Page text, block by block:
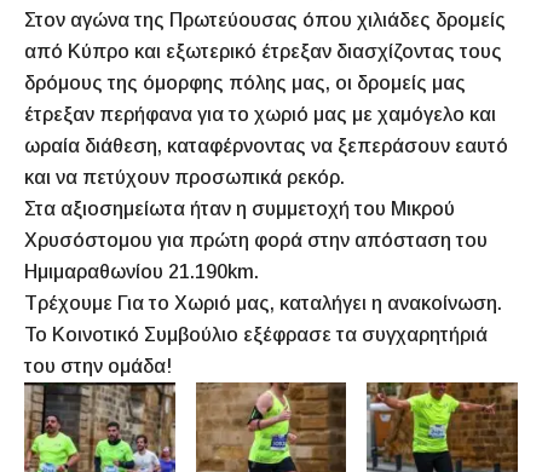
Στον αγώνα της Πρωτεύουσας όπου χιλιάδες δρομείς
από Κύπρο και εξωτερικό έτρεξαν διασχίζοντας τους
δρόμους της όμορφης πόλης μας, οι δρομείς μας
έτρεξαν περήφανα για το χωριό μας με χαμόγελο και
ωραία διάθεση, καταφέρνοντας να ξεπεράσουν εαυτό
και να πετύχουν προσωπικά ρεκόρ.
Στα αξιοσημείωτα ήταν η συμμετοχή του Μικρού
Χρυσόστομου για πρώτη φορά στην απόσταση του
Ημιμαραθωνίου 21.190km.
Τρέχουμε Για το Χωριό μας, καταλήγει η ανακοίνωση.
Το Κοινοτικό Συμβούλιο εξέφρασε τα συγχαρητήριά
του στην ομάδα!